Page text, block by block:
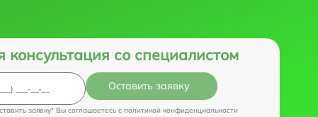
консультация со специалистом
Оставить заявку
заявку" Вы соглашаетесь c политикой конфиденциальности